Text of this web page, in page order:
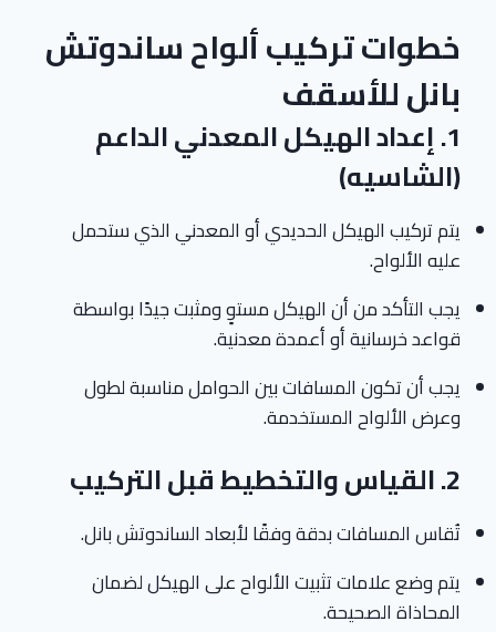
خطوات تركيب ألواح ساندوتش
بانل للأسقف
1. إعداد الهيكل المعدني الداعم
(الشاسيه)
يتم تركيب الهيكل الحديدي أو المعدني الذي ستحمل
عليه الألواح.
يجب التأكد من أن الهيكل مستوٍ ومثبت جيدًا بواسطة
قواعد خرسانية أو أعمدة معدنية.
يجب أن تكون المسافات بين الحوامل مناسبة لطول
وعرض الألواح المستخدمة.
2. القياس والتخطيط قبل التركيب
تُقاس المسافات بدقة وفقًا لأبعاد الساندوتش بانل.
يتم وضع علامات تثبيت الألواح على الهيكل لضمان
المحاذاة الصحيحة.